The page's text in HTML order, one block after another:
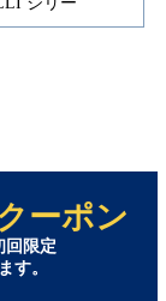
ーポン
回限定
す。